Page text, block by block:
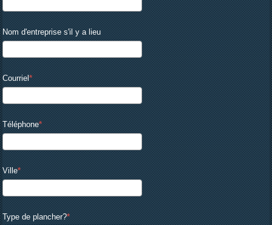
Nom d'entreprise s'il y a lieu
Courriel
Téléphone
Ville
Type de plancher?